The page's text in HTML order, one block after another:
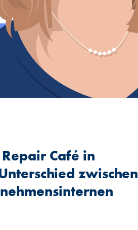
Café in
zwischen